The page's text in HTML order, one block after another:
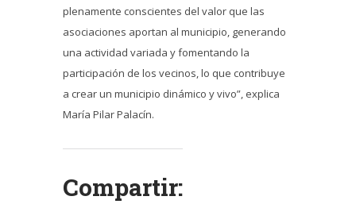
plenamente conscientes del valor que las
asociaciones aportan al municipio, generando
una actividad variada y fomentando la
participación de los vecinos, lo que contribuye
a crear un municipio dinámico y vivo”, explica
María Pilar Palacín.
Compartir: